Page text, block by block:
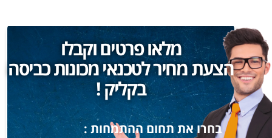
מלאו פרטים וקבלו
הצעת מחיר לטכנאי מכונות כביסה
בקליק !
בחרו את תחום ההתמחות :